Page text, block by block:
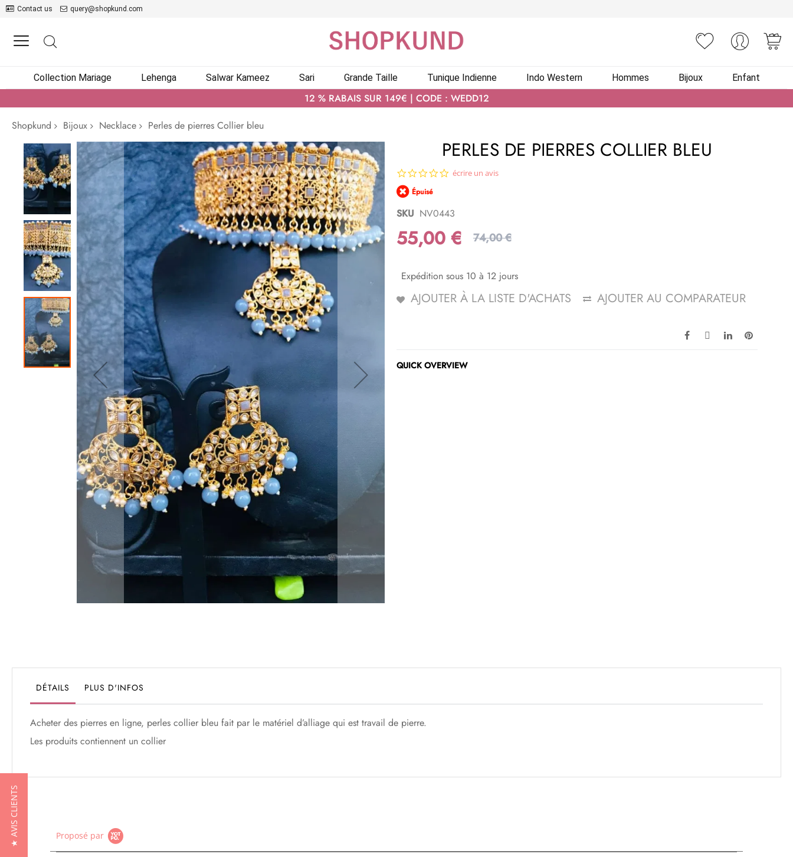
Contact us query@shopkund.com
Collection Mariage Lehenga Salwar Kameez Sari Grande Taille Tunique Indienne Indo Western Hommes Bijoux Enfant
12 % RABAIS SUR 149€ | CODE : WEDD12
Shopkund
Bijoux Necklace
Perles de pierres Collier bleu
Passer
à
la
fin
de
la
galerie
d’images
la
Galerie
d’images
PERLES DE PIERRES COLLIER BLEU
0.0
écrire un avis
Épuisé
SKU NV0443
55,00 € 74,00 €
Expédition sous 10 à 12 jours
AJOUTER À LA LISTE D'ACHATS AJOUTER AU COMPARATEUR
QUICK OVERVIEW
DÉTAILS PLUS D'INFOS
Acheter des pierres en ligne, perles collier bleu fait par le matériel d’alliage qui est travail de pierre.
Les produits contiennent un collier
Proposé par
★ AVIS CLIENTS